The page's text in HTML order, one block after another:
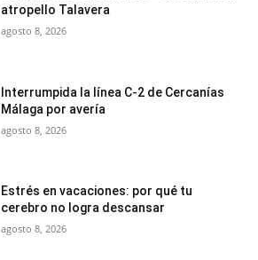
atropello Talavera
agosto 8, 2026
Interrumpida la línea C-2 de Cercanías
Málaga por avería
agosto 8, 2026
Estrés en vacaciones: por qué tu
cerebro no logra descansar
agosto 8, 2026